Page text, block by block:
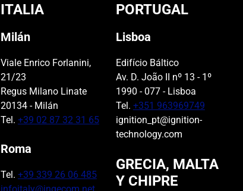
a
í
.
ITALIA
Milán
Viale Enrico Forlanini,
21/23
Regus Milano Linate
20134 - Milán
Tel. +39 02 87 32 31 65
Roma
Tel. +39 339 26 06 485
infoitaly@ingecom.net
PORTUGAL
Lisboa
Edifício Báltico
Av. D. João II nº 13 - 1º
1990 - 077 - Lisboa
Tel. +351 963969749
ignition_pt@ignition-
technology.com
GRECIA, MALTA
Y CHIPRE